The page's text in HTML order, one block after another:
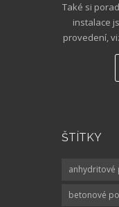
Také si
instalace
provedení,
ŠTÍTKY
anhydritové
betonové